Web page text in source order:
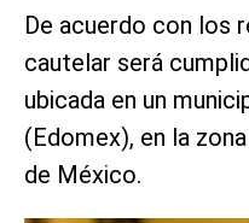
De acuerdo con los
cautelar será
ubicada en un
(Edomex), en la
de México.